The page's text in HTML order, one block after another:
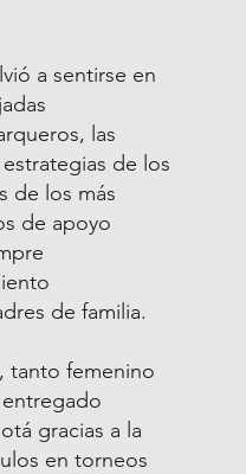
a sentirse en
las
de los
de los más
de apoyo
de familia.
tanto femenino
gracias a la
en torneos